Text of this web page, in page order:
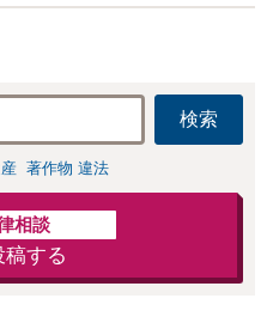
検索
著作物 違法
相談
稿する